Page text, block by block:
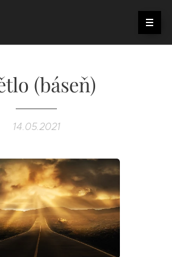
(báseň)
14.05.2021